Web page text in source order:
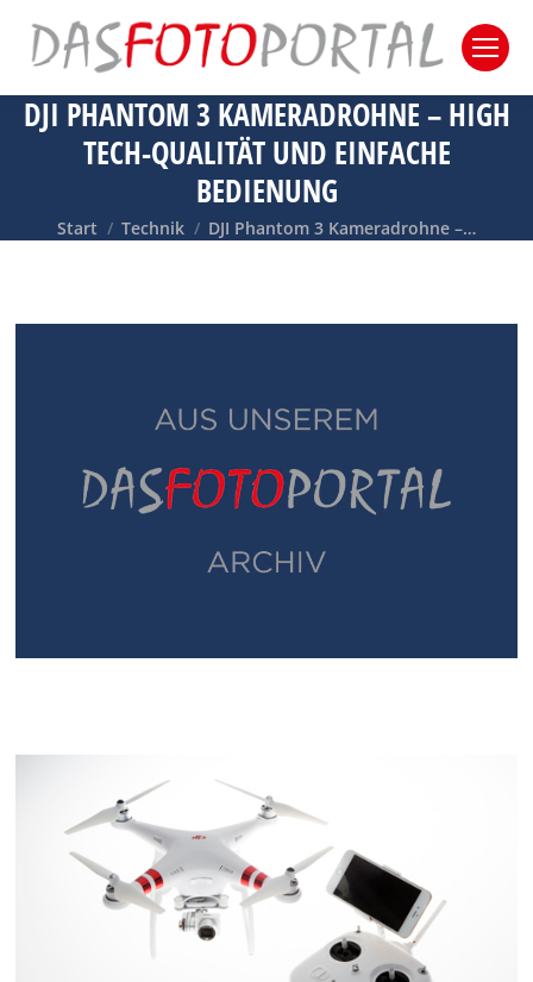
DJI PHANTOM 3 KAMERADROHNE – HIGH
TECH-QUALITÄT UND EINFACHE
BEDIENUNG
Sie befinden sich hier:
Start Technik DJI Phantom 3 Kameradrohne –…